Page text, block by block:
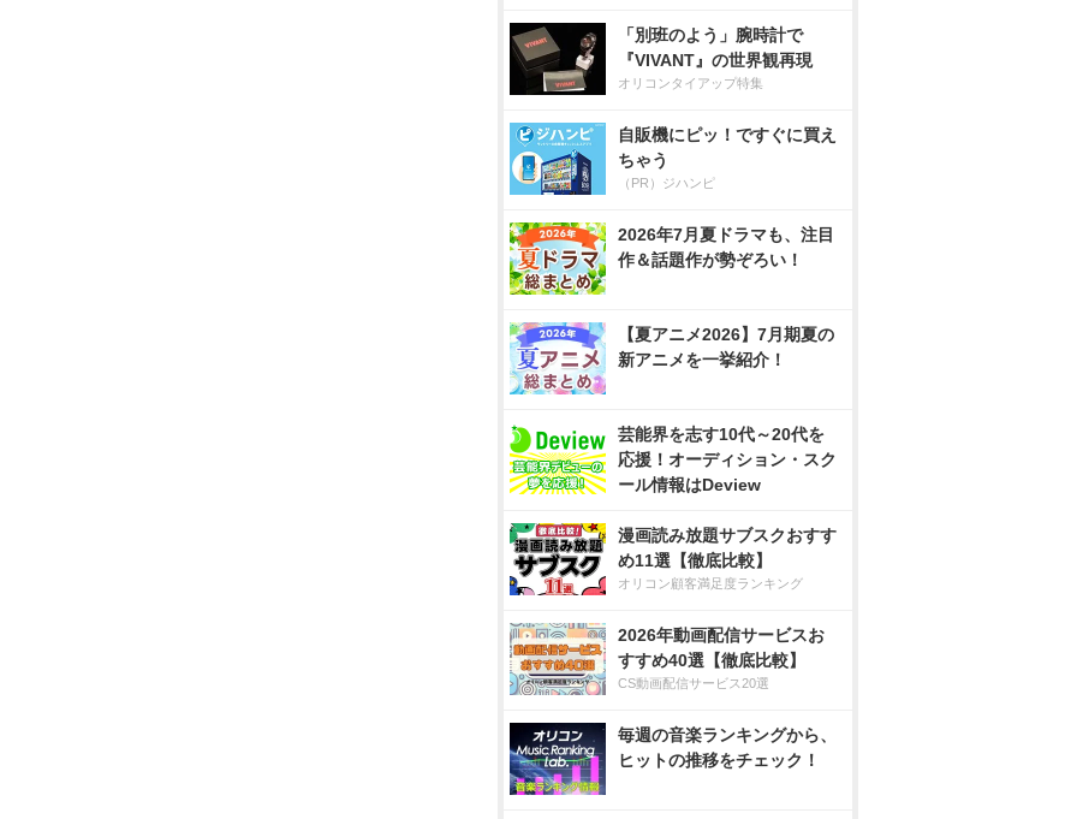
「別班のよう」腕時計で
『VIVANT』の世界観再現
オリコンタイアップ特集
自販機にピッ！ですぐに買え
ちゃう
（PR）ジハンピ
2026年7月夏ドラマも、注目
作＆話題作が勢ぞろい！
【夏アニメ2026】7月期夏の
新アニメを一挙紹介！
芸能界を志す10代～20代を
応援！オーディション・スク
ール情報はDeview
漫画読み放題サブスクおすす
め11選【徹底比較】
オリコン顧客満足度ランキング
2026年動画配信サービスお
すすめ40選【徹底比較】
CS動画配信サービス20選
毎週の音楽ランキングから、
ヒットの推移をチェック！